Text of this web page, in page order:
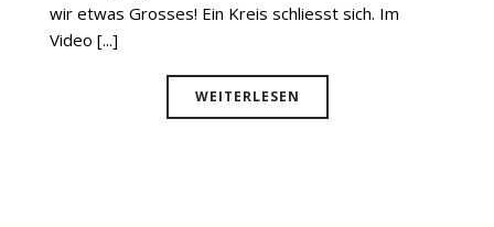
wir etwas Grosses! Ein Kreis schliesst sich. Im
Video [...]
WEITERLESEN